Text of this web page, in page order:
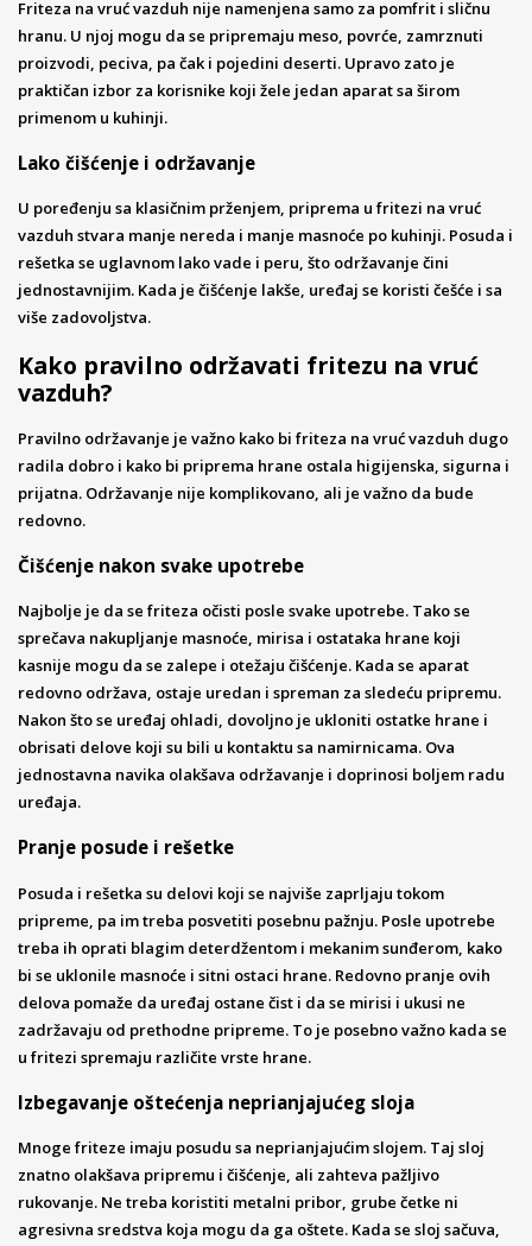
Friteza na vruć vazduh nije namenjena samo za pomfrit i sličnu
hranu. U njoj mogu da se pripremaju meso, povrće, zamrznuti
proizvodi, peciva, pa čak i pojedini deserti. Upravo zato je
praktičan izbor za korisnike koji žele jedan aparat sa širom
primenom u kuhinji.
Lako čišćenje i održavanje
U poređenju sa klasičnim prženjem, priprema u fritezi na vruć
vazduh stvara manje nereda i manje masnoće po kuhinji. Posuda i
rešetka se uglavnom lako vade i peru, što održavanje čini
jednostavnijim. Kada je čišćenje lakše, uređaj se koristi češće i sa
više zadovoljstva.
Kako pravilno održavati fritezu na vruć
vazduh?
Pravilno održavanje je važno kako bi friteza na vruć vazduh dugo
radila dobro i kako bi priprema hrane ostala higijenska, sigurna i
prijatna. Održavanje nije komplikovano, ali je važno da bude
redovno.
Čišćenje nakon svake upotrebe
Najbolje je da se friteza očisti posle svake upotrebe. Tako se
sprečava nakupljanje masnoće, mirisa i ostataka hrane koji
kasnije mogu da se zalepe i otežaju čišćenje. Kada se aparat
redovno održava, ostaje uredan i spreman za sledeću pripremu.
Nakon što se uređaj ohladi, dovoljno je ukloniti ostatke hrane i
obrisati delove koji su bili u kontaktu sa namirnicama. Ova
jednostavna navika olakšava održavanje i doprinosi boljem radu
uređaja.
Pranje posude i rešetke
Posuda i rešetka su delovi koji se najviše zaprljaju tokom
pripreme, pa im treba posvetiti posebnu pažnju. Posle upotrebe
treba ih oprati blagim deterdžentom i mekanim sunđerom, kako
bi se uklonile masnoće i sitni ostaci hrane. Redovno pranje ovih
delova pomaže da uređaj ostane čist i da se mirisi i ukusi ne
zadržavaju od prethodne pripreme. To je posebno važno kada se
u fritezi spremaju različite vrste hrane.
Izbegavanje oštećenja neprianjajućeg sloja
Mnoge friteze imaju posudu sa neprianjajućim slojem. Taj sloj
znatno olakšava pripremu i čišćenje, ali zahteva pažljivo
rukovanje. Ne treba koristiti metalni pribor, grube četke ni
agresivna sredstva koja mogu da ga oštete. Kada se sloj sačuva,